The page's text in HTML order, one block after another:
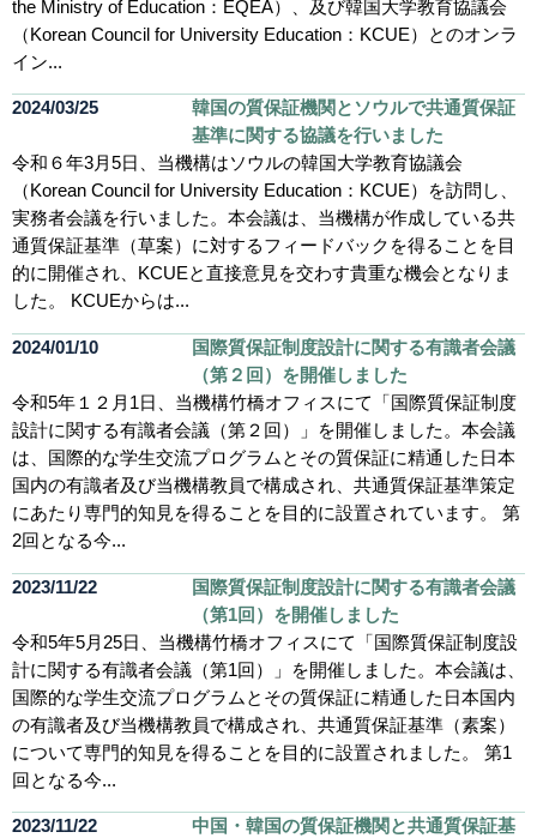
the Ministry of Education：EQEA）、及び韓国大学教育協議会
（Korean Council for University Education：KCUE）とのオンラ
イン...
2024/03/25
韓国の質保証機関とソウルで共通質保証
基準に関する協議を行いました
令和６年3月5日、当機構はソウルの韓国大学教育協議会
（Korean Council for University Education：KCUE）を訪問し、
実務者会議を行いました。本会議は、当機構が作成している共
通質保証基準（草案）に対するフィードバックを得ることを目
的に開催され、KCUEと直接意見を交わす貴重な機会となりま
した。 KCUEからは...
2024/01/10
国際質保証制度設計に関する有識者会議
（第２回）を開催しました
令和5年１２月1日、当機構竹橋オフィスにて「国際質保証制度
設計に関する有識者会議（第２回）」を開催しました。本会議
は、国際的な学生交流プログラムとその質保証に精通した日本
国内の有識者及び当機構教員で構成され、共通質保証基準策定
にあたり専門的知見を得ることを目的に設置されています。 第
2回となる今...
2023/11/22
国際質保証制度設計に関する有識者会議
（第1回）を開催しました
令和5年5月25日、当機構竹橋オフィスにて「国際質保証制度設
計に関する有識者会議（第1回）」を開催しました。本会議は、
国際的な学生交流プログラムとその質保証に精通した日本国内
の有識者及び当機構教員で構成され、共通質保証基準（素案）
について専門的知見を得ることを目的に設置されました。 第1
回となる今...
2023/11/22
中国・韓国の質保証機関と共通質保証基